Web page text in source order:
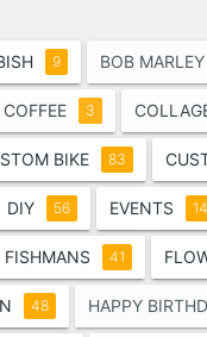
9 BOB MARLEY
COFFEE 3
BIKE 83
DIY 56 EVENTS 14
FISHMANS 41
48 HAPPY